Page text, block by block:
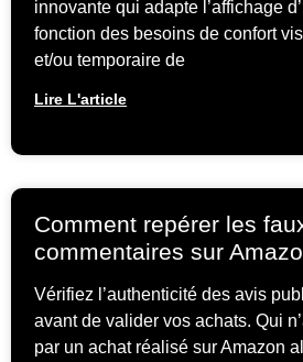
innovante qui adapte l’affichage
fonction des besoins de confort
et/ou temporaire de
Lire L'article
Comment repérer les
commentaires sur
Vérifiez l’authenticité des avis
avant de valider vos achats. Qui
par un achat réalisé sur Amazon